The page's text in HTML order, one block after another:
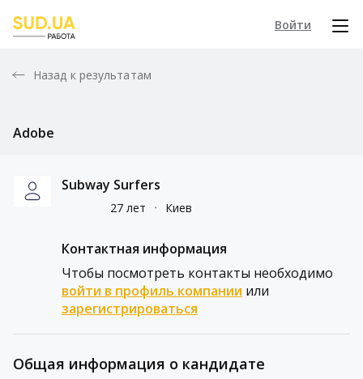
Войти
Назад к результатам
Adobe
Subway Surfers
27 лет ᛫ Киев
Контактная информация
Чтобы посмотреть контакты необходимо
войти в профиль компании или
зарегистрироваться
Общая информация о кандидате